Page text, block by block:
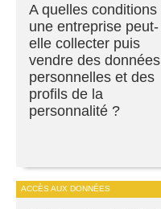
A quelles conditions
une entreprise peut-
elle collecter puis
vendre des données
personnelles et des
profils de la
personnalité ?
ACCÈS AUX DONNÉES